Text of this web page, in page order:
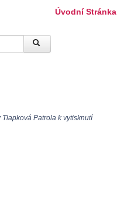
Úvodní Stránka
Patrola k vytisknutí